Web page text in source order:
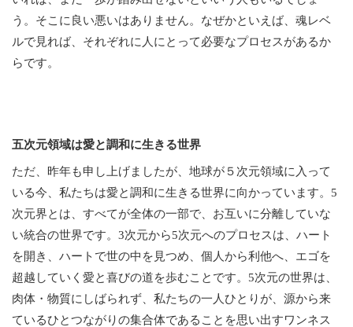
う。そこに良い悪いはありません。なぜかといえば、魂レベ
ルで見れば、それぞれに人にとって必要なプロセスがあるか
らです。
五次元領域は愛と調和に生きる世界
ただ、昨年も申し上げましたが、地球が５次元領域に入って
いる今、私たちは愛と調和に生きる世界に向かっています。5
次元界とは、すべてが全体の一部で、お互いに分離していな
い統合の世界です。3次元から5次元へのプロセスは、ハート
を開き、ハートで世の中を見つめ、個人から利他へ、エゴを
超越していく愛と喜びの道を歩むことです。5次元の世界は、
肉体・物質にしばられず、私たちの一人ひとりが、源から来
ているひとつながりの集合体であることを思い出すワンネス